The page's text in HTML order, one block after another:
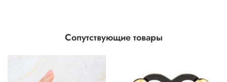
Сопутствующие товары